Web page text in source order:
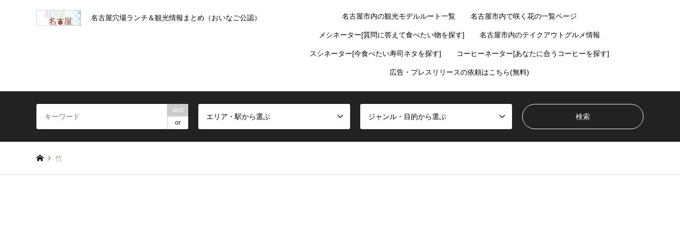
名古屋穴場ランチ＆観光情報まとめ（おいなご公認） 名古屋市内の観光モデルルート一覧 名古屋市内で咲く花の一覧ページ
メシネーター[質問に答えて食べたい物を探す] 名古屋市内のテイクアウトグルメ情報
スシネーター[今食べたい寿司ネタを探す] コーヒーネーター[あなたに合うコーヒーを探す]
広告・プレスリリースの依頼はこちら(無料)
and
or
エリア・駅から選ぶ ジャンル・目的から選ぶ
竹